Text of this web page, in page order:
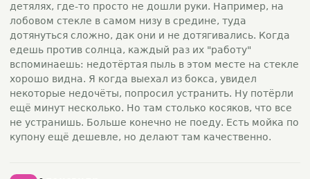
детялях, где-то просто не дошли руки. Например, на
лобовом стекле в самом низу в средине, туда
дотянуться сложно, дак они и не дотягивались. Когда
едешь против солнца, каждый раз их "работу"
вспоминаешь: недотёртая пыль в этом месте на стекле
хорошо видна. Я когда выехал из бокса, увидел
некоторые недочёты, попросил устранить. Ну потёрли
ещё минут несколько. Но там столько косяков, что все
не устранишь. Больше конечно не поеду. Есть мойка по
купону ещё дешевле, но делают там качественно.